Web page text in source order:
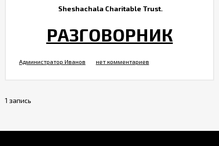
Sheshachala Charitable Trust.
РАЗГОВОРНИК
Администратор Иванов нет комментариев
1 запись